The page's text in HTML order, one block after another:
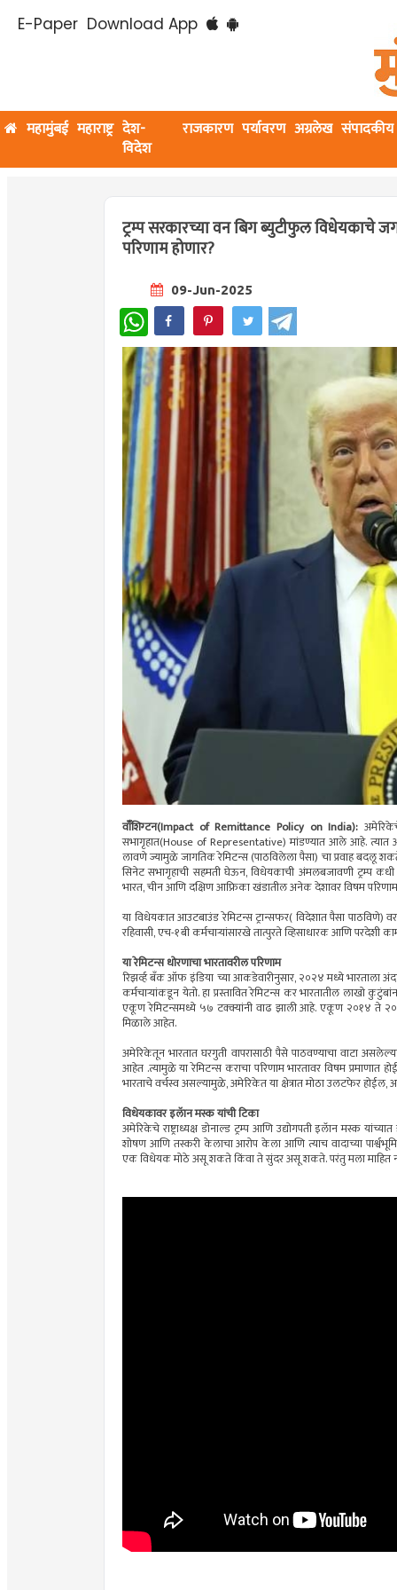
E-Paper Download App
महामुंबई महाराष्ट्र देश-
विदेश
राजकारण पर्यावरण अग्रलेख संपादकीय
ट्रम्प सरकारच्या वन बिग ब्युटीफुल विधेयकाचे
परिणाम होणार?
09-Jun-2025
WhatsApp
वॉँशिग्टन(Impact of Remittance Policy on India):
सभागृहात(House of Representative) मांडण्यात आले आहे. त्यात
लावणे ज्यामुळे जागतिक रेमिटन्स (पाठविलेला पैसा) चा प्रवाह बदलू
सिनेट सभागृहाची सहमती घेऊन, विधेयकाची अंमलबजावणी ट्रम्प
भारत, चीन आणि दक्षिण आफ्रिका खंडातील अनेक देशावर विषम
या विधेयकात आउटबाउंड रेमिटन्स ट्रान्सफर( विदेशात पैसा पाठविणे)
रहिवासी, एच-१बी कर्मचाऱ्यांसारखे तात्पुरते व्हिसाधारक आणि परदेशी
या रेमिटन्स धोरणाचा भारतावरील परिणाम
रिझर्व्ह बँक ऑफ इंडिया च्या आकडेवारीनुसार, २०२४ मध्ये भारताला
कर्मचाऱ्यांकडून येतो. हा प्रस्तावित रेमिटन्स कर भारतातील लाखो
एकूण रेमिटन्समध्ये ५७ टक्क्यांनी वाढ झाली आहे. एकूण २०१४ ते
मिळाले आहेत.
अमेरिकेतून भारतात घरगुती वापरासाठी पैसे पाठवण्याचा वाटा असलेल्या
आहेत .त्यामुळे या रेमिटन्स कराचा परिणाम भारतावर विषम प्रमाणात
भारताचे वर्चस्व असल्यामुळे, अमेरिकेत या क्षेत्रात मोठा उलटफेर
विधेयकावर इलॅान मस्क यांची टिका
अमेरिकेचे राष्ट्राध्यक्ष डोनाल्ड ट्रम्प आणि उद्योगपती इलॅान मस्क
शोषण आणि तस्करी केलाचा आरोप केला आणि त्याच वादाच्या
एक विधेयक मोठे असू शकते किंवा ते सुंदर असू शकते. परंतु मला माहित